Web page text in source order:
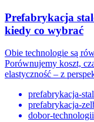
Prefabrykacja
kiedy co wybrać
Obie technologie są
Porównujemy koszt,
elastyczność – z
prefabrykacja-
prefabrykacja-
dobor-technologii